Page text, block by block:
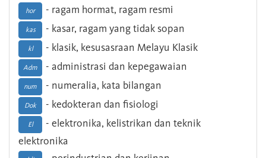
hor - ragam hormat, ragam resmi
kas - kasar, ragam yang tidak sopan
kl - klasik, kesusasraan Melayu Klasik
Adm - administrasi dan kepegawaian
num - numeralia, kata bilangan
Dok - kedokteran dan fisiologi
El
- elektronika, kelistrikan dan teknik
elektronika